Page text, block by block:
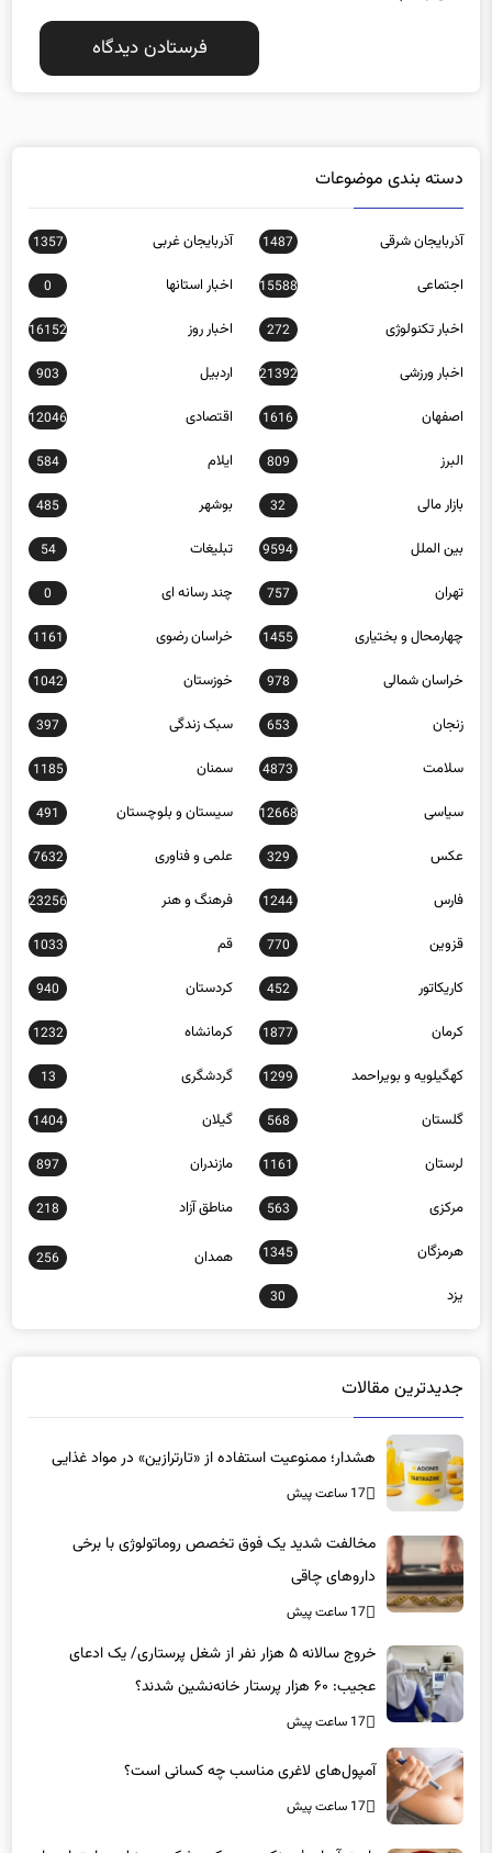
آذربایجان شرقی
اجتماعی 15588 اخبار استانها 0
اخبار تکنولوژی 272 اخبار روز 16152
اخبار ورزشی 21392 اردبیل 903
اصفهان 1616 اقتصادی 12046
البرز 809 ایلام 584
بازار مالی 32 بوشهر 485
بین الملل 9594 تبلیغات 54
تهران 757 چند رسانه ای 0
چهارمحال و بختیاری 1455 خراسان رضوی 1161
خراسان شمالی 978 خوزستان 1042
زنجان 653 سبک زندگی 397
سلامت 4873 سمنان 1185
سیاسی 12668 سیستان و بلوچستان 491
عکس 329 علمی و فناوری 7632
فارس 1244 فرهنگ و هنر 23256
قزوین 770 قم 1033
کاریکاتور 452 کردستان 940
کرمان 1877 کرمانشاه 1232
کهگیلویه و بویراحمد 1299 گردشگری 13
گلستان 568 گیلان 1404
لرستان 1161 مازندران 897
مرکزی 563 مناطق آزاد 218
هرمزگان 1345
256
یزد 30
هشدار؛ ممنوعیت استفاده از «تارترازین» در مواد غذایی
17 ساعت پیش
داروهای چاقی
17 ساعت پیش
خروج سالانه ۵ هزار نفر از شغل پرستاری/ یک ادعای
عجیب: ۶۰ هزار پرستار خانه‌نشین شدند؟
17 ساعت پیش
17 ساعت پیش